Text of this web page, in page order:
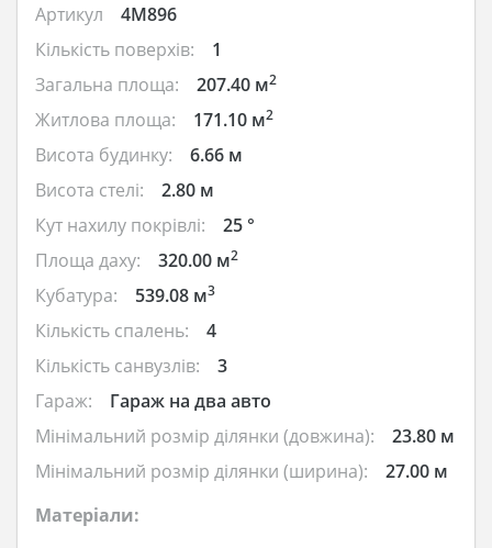
Артикул
4M896
Кількість поверхів:
1
Загальна площа:
207.40 м2
Житлова площа: 171.10 м2
Висота будинку:
6.66 м
Висота стелі:
2.80 м
Кут нахилу покрівлі:
25 °
Площа даху:
320.00 м2
Кубатура: 539.08 м3
Кількість спалень:
4
Кількість санвузлів:
3
Гараж:
Гараж на два авто
Мінімальний розмір ділянки (довжина):
23.80 м
Мінімальний розмір ділянки (ширина):
27.00 м
Матеріали: